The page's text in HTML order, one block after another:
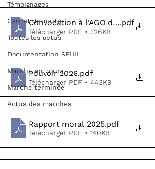
Témoignages
Carnet de route
Toutes les actus
Documentation SEUIL
Marche en cours
Marche terminée
Actus des marches
Convocation à l'AGO du 27 juin
.pdf
Télécharger PDF • 326KB
Pouvoir 2026.pdf
Télécharger PDF • 443KB
Rapport moral 2025.pdf
Télécharger PDF • 140KB